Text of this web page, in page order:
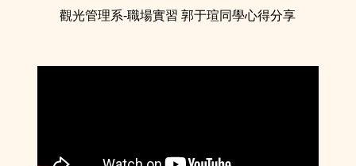
觀光管理系-職場實習 郭于瑄同學心得分享